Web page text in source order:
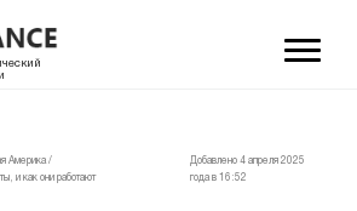
Америка /
и как они работают
Добавлено 4 апреля 2025
года в 16:52